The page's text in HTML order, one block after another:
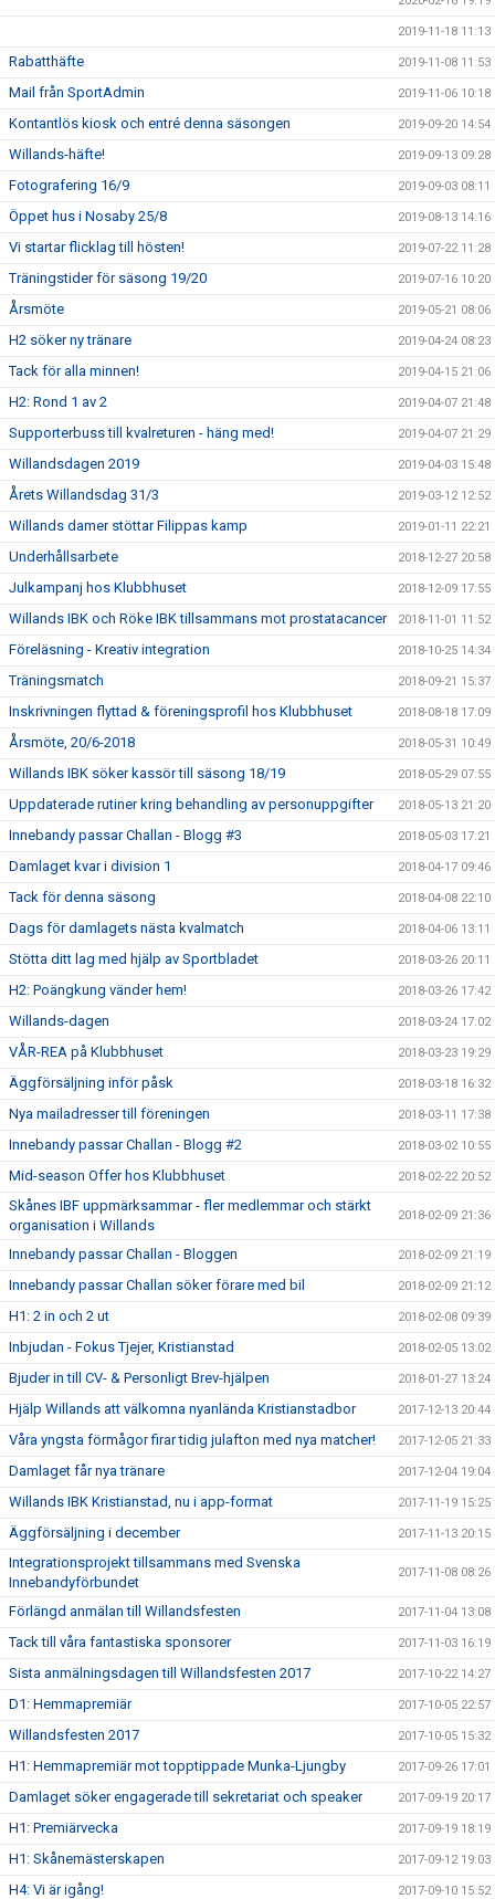
2019-11-18 11:13
Rabatthäfte 2019-11-08 11:53
Mail från SportAdmin 2019-11-06 10:18
Kontantlös kiosk och entré denna säsongen 2019-09-20 14:54
Willands-häfte! 2019-09-13 09:28
Fotografering 16/9 2019-09-03 08:11
Öppet hus i Nosaby 25/8 2019-08-13 14:16
Vi startar flicklag till hösten! 2019-07-22 11:28
Träningstider för säsong 19/20 2019-07-16 10:20
Årsmöte 2019-05-21 08:06
H2 söker ny tränare 2019-04-24 08:23
Tack för alla minnen! 2019-04-15 21:06
H2: Rond 1 av 2 2019-04-07 21:48
Supporterbuss till kvalreturen - häng med! 2019-04-07 21:29
Willandsdagen 2019 2019-04-03 15:48
Årets Willandsdag 31/3 2019-03-12 12:52
Willands damer stöttar Filippas kamp 2019-01-11 22:21
Underhållsarbete 2018-12-27 20:58
Julkampanj hos Klubbhuset 2018-12-09 17:55
Willands IBK och Röke IBK tillsammans mot prostatacancer 2018-11-01 11:52
Föreläsning - Kreativ integration 2018-10-25 14:34
Träningsmatch 2018-09-21 15:37
Inskrivningen flyttad & föreningsprofil hos Klubbhuset 2018-08-18 17:09
Årsmöte, 20/6-2018 2018-05-31 10:49
Willands IBK söker kassör till säsong 18/19 2018-05-29 07:55
Uppdaterade rutiner kring behandling av personuppgifter 2018-05-13 21:20
Innebandy passar Challan - Blogg #3 2018-05-03 17:21
Damlaget kvar i division 1 2018-04-17 09:46
Tack för denna säsong 2018-04-08 22:10
Dags för damlagets nästa kvalmatch 2018-04-06 13:11
Stötta ditt lag med hjälp av Sportbladet 2018-03-26 20:11
H2: Poängkung vänder hem! 2018-03-26 17:42
Willands-dagen 2018-03-24 17:02
VÅR-REA på Klubbhuset 2018-03-23 19:29
Äggförsäljning inför påsk 2018-03-18 16:32
Nya mailadresser till föreningen 2018-03-11 17:38
Innebandy passar Challan - Blogg #2 2018-03-02 10:55
Mid-season Offer hos Klubbhuset 2018-02-22 20:52
Skånes IBF uppmärksammar - fler medlemmar och stärkt
organisation i Willands
2018-02-09 21:36
Innebandy passar Challan - Bloggen 2018-02-09 21:19
Innebandy passar Challan söker förare med bil 2018-02-09 21:12
H1: 2 in och 2 ut 2018-02-08 09:39
Inbjudan - Fokus Tjejer, Kristianstad 2018-02-05 13:02
Bjuder in till CV- & Personligt Brev-hjälpen 2018-01-27 13:24
Hjälp Willands att välkomna nyanlända Kristianstadbor 2017-12-13 20:44
Våra yngsta förmågor firar tidig julafton med nya matcher! 2017-12-05 21:33
Damlaget får nya tränare 2017-12-04 19:04
Willands IBK Kristianstad, nu i app-format 2017-11-19 15:25
Äggförsäljning i december 2017-11-13 20:15
Integrationsprojekt tillsammans med Svenska
Innebandyförbundet
2017-11-08 08:26
Förlängd anmälan till Willandsfesten 2017-11-04 13:08
Tack till våra fantastiska sponsorer 2017-11-03 16:19
Sista anmälningsdagen till Willandsfesten 2017 2017-10-22 14:27
D1: Hemmapremiär 2017-10-05 22:57
Willandsfesten 2017 2017-10-05 15:32
H1: Hemmapremiär mot topptippade Munka-Ljungby 2017-09-26 17:01
Damlaget söker engagerade till sekretariat och speaker 2017-09-19 20:17
H1: Premiärvecka 2017-09-19 18:19
H1: Skånemästerskapen 2017-09-12 19:03
H4: Vi är igång! 2017-09-10 15:52